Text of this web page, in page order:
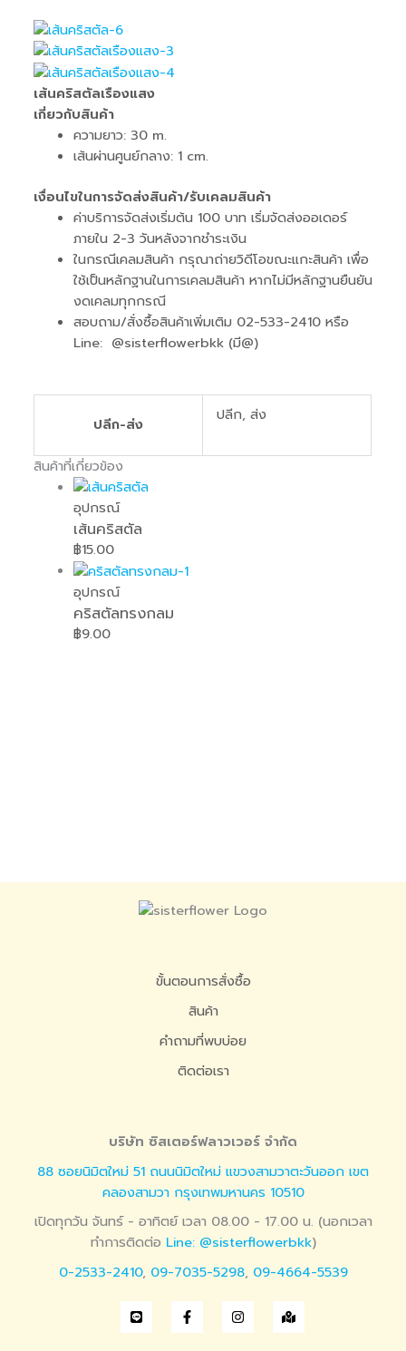
เส้นคริสตัลเรืองแสง
เกี่ยวกับสินค้า
ความยาว: 30 m.
เส้นผ่านศูนย์กลาง: 1 cm.
เงื่อนไขในการจัดส่งสินค้า/รับเคลมสินค้า
ค่าบริการจัดส่งเริ่มต้น 100 บาท เริ่มจัดส่งออเดอร์
ภายใน 2-3 วันหลังจากชำระเงิน
ในกรณีเคลมสินค้า กรุณาถ่ายวิดีโอขณะแกะสินค้า เพื่อ
ใช้เป็นหลักฐานในการเคลมสินค้า หากไม่มีหลักฐานยืนยัน
งดเคลมทุกกรณี
สอบถาม/สั่งซื้อสินค้าเพิ่มเติม 02-533-2410 หรือ
Line: @sisterflowerbkk (มี@)
ปลีก-ส่ง ปลีก, ส่ง
สินค้าที่เกี่ยวข้อง
อุปกรณ์
เส้นคริสตัล
฿15.00
อุปกรณ์
คริสตัลทรงกลม
฿9.00
ขั้นตอนการสั่งซื้อ
สินค้า
คำถามที่พบบ่อย
ติดต่อเรา
บริษัท ซิสเตอร์ฟลาวเวอร์ จำกัด
88 ซอยนิมิตใหม่ 51 ถนนนิมิตใหม่ แขวงสามวาตะวันออก เขต
คลองสามวา กรุงเทพมหานคร 10510
เปิดทุกวัน จันทร์ - อาทิตย์ เวลา 08.00 - 17.00 น. (นอกเวลา
ทำการติดต่อ Line: @sisterflowerbkk)
0-2533-2410, 09-7035-5298, 09-4664-5539